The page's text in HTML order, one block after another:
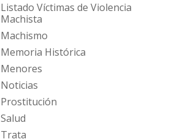
Listado Víctimas de Violencia
Machista
Machismo
Memoria Histórica
Menores
Noticias
Prostitución
Salud
Trata